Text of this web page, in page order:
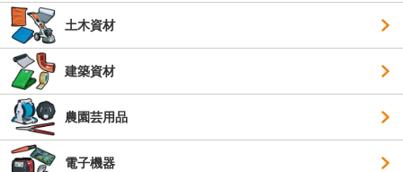
土木資材
建築資材
農園芸用品
電子機器